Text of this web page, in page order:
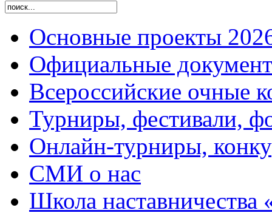
Основные проекты
Официальные
Всероссийские очные
Турниры, фестивали,
Онлайн-турниры,
СМИ о нас
Школа